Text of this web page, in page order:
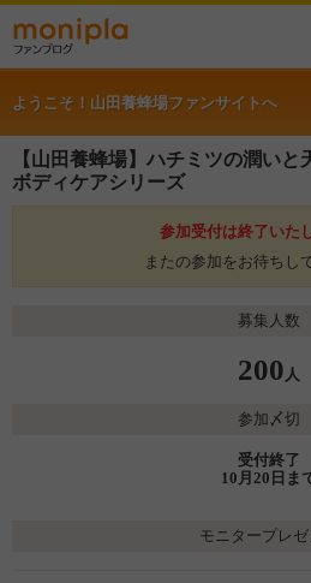
ようこそ！山田養蜂場ファンサイトへ
【山田養蜂場】ハチミツの潤いと
ボディケアシリーズ
参加受付は終了いた
またの参加をお待ちし
募集人数
200 人
参加〆切
受付終了
10月20日ま
モニタープレゼ